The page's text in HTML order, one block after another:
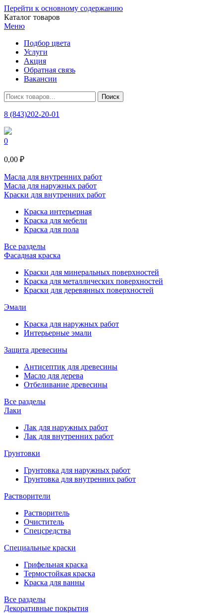
Перейти к основному содержанию
Каталог товаров
Меню
Подбор цвета
Услуги
Акция
Обратная связь
Вакансии
8 (843)202-20-01
0
0,00 ₽
Масла для внутренних работ
Масла для наружных работ
Краски для внутренних работ
Краска интерьерная
Краска для мебели
Краска для пола
Все разделы
Фасадная краска
Краски для минеральных поверхностей
Краска для металлических поверхностей
Краски для деревянных поверхностей
Эмали
Краска для наружных работ
Интерьерные эмали
Защита древесины
Антисептик для древесины
Масло для дерева
Отбеливание древесины
Все разделы
Лаки
Лак для наружных работ
Лак для внутренних работ
Грунтовки
Грунтовка для наружных работ
Грунтовка для внутренних работ
Растворители
Растворитель
Очиститель
Спецсредства
Специальные краски
Грифельная краска
Термостойкая краска
Краска для ванны
Все разделы
Декоративные покрытия